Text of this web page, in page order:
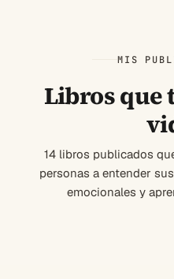
MIS
Libros que
14 libros publicados
personas a entender
emocionales y